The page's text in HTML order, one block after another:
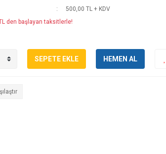
500,00 TL + KDV
den başlayan taksitlerle!
SEPETE EKLE HEMEN AL